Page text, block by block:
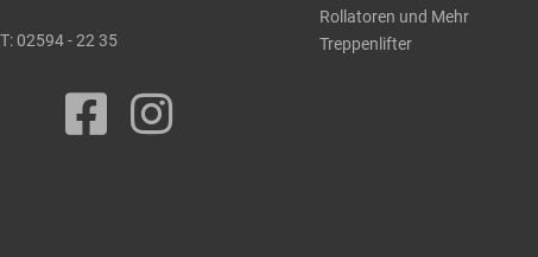
T:02594 - 22 35
Rollatoren und Mehr
Treppenlifter